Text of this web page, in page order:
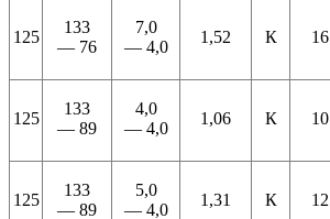
125
133
— 76
7,0
— 4,0
1,52 К 16
125
133
— 89
4,0
— 4,0
1,06 К 10
125
133
— 89
5,0
— 4,0
1,31 К 12